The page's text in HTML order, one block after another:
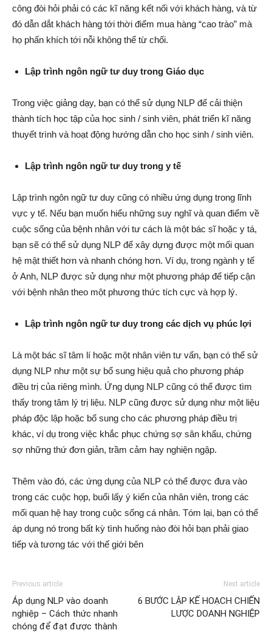
công đòi hỏi phải có các kĩ năng kết nối với khách hàng, và từ
đó dẫn dắt khách hàng tới thời điểm mua hàng “cao trào” mà
họ phấn khích tới nỗi không thể từ chối.
Lập trình ngôn ngữ tư duy trong Giáo dục
Trong việc giảng dạy, bạn có thể sử dụng NLP để cải thiện
thành tích học tập của học sinh / sinh viên, phát triển kĩ năng
thuyết trình và hoạt động hướng dẫn cho học sinh / sinh viên.
Lập trình ngôn ngữ tư duy trong y tế
Lập trình ngôn ngữ tư duy cũng có nhiều ứng dụng trong lĩnh
vực y tế. Nếu bạn muốn hiểu những suy nghĩ và quan điểm về
cuộc sống của bệnh nhân với tư cách là một bác sĩ hoặc y tá,
bạn sẽ có thể sử dụng NLP để xây dựng được một mối quan
hệ mật thiết hơn và nhanh chóng hơn. Ví dụ, trong ngành y tế
ở Anh, NLP được sử dụng như một phương pháp để tiếp cận
với bệnh nhân theo một phương thức tích cực và hợp lý.
Lập trình ngôn ngữ tư duy trong các dịch vụ phúc lợi
Là một bác sĩ tâm lí hoặc một nhân viên tư vấn, bạn có thể sử
dụng NLP như một sự bổ sung hiệu quả cho phương pháp
điều trị của riêng mình. Ứng dụng NLP cũng có thể được tìm
thấy trong tâm lý trị liệu. NLP cũng được sử dụng như một liệu
pháp độc lập hoặc bổ sung cho các phương pháp điều trị
khác, ví dụ trong việc khắc phục chứng sợ sân khấu, chứng
sợ những thứ đơn giản, trầm cảm hay nghiện ngập.
Thêm vào đó, các ứng dụng của NLP có thể được đưa vào
trong các cuộc họp, buổi lấy ý kiến ​​của nhân viên, trong các
mối quan hệ hay trong cuộc sống cá nhân. Tóm lại, bạn có thể
áp dụng nó trong bất kỳ tình huống nào đòi hỏi bạn phải giao
tiếp và tương tác với thế giới bên
Previous article
Áp dụng NLP vào doanh
nghiệp – Cách thức nhanh
chóng để đạt được thành
Next article
6 BƯỚC LẬP KẾ HOẠCH CHIẾN
LƯỢC DOANH NGHIỆP